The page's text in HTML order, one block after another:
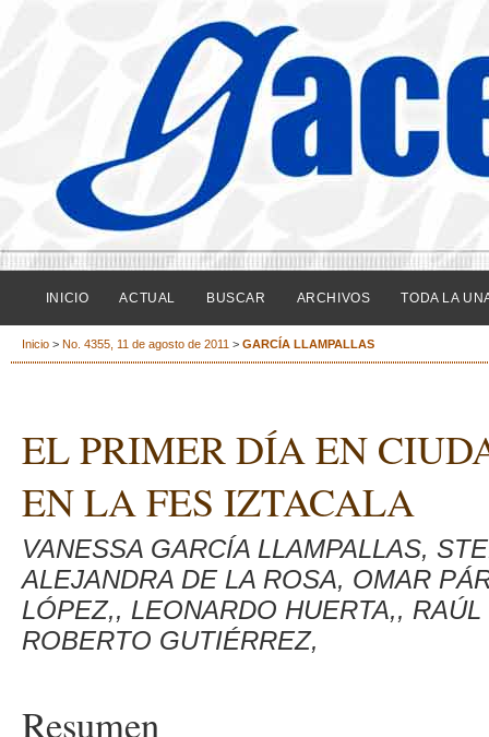
INICIO ACTUAL BUSCAR ARCHIVOS TODA LA
Inicio > No. 4355, 11 de agosto de 2011 > GARCÍA LLAMPALLAS
EL PRIMER DÍA EN
EN LA FES IZTACALA
VANESSA GARCÍA LLAMPALLAS,
ALEJANDRA DE LA ROSA, OMAR
LÓPEZ,, LEONARDO HUERTA,,
ROBERTO GUTIÉRREZ,
Resumen